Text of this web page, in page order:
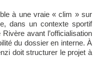
à une vraie « clim » sur
dans un contexte sportif
avant l’officialisation
du dossier en interne. À
doit structurer le projet à